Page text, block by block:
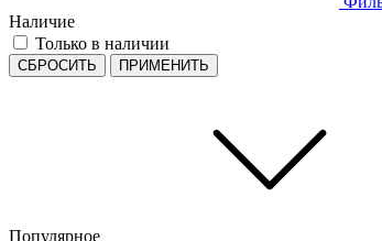
Наличие
Только в наличии
СБРОСИТЬ ПРИМЕНИТЬ
Популярное